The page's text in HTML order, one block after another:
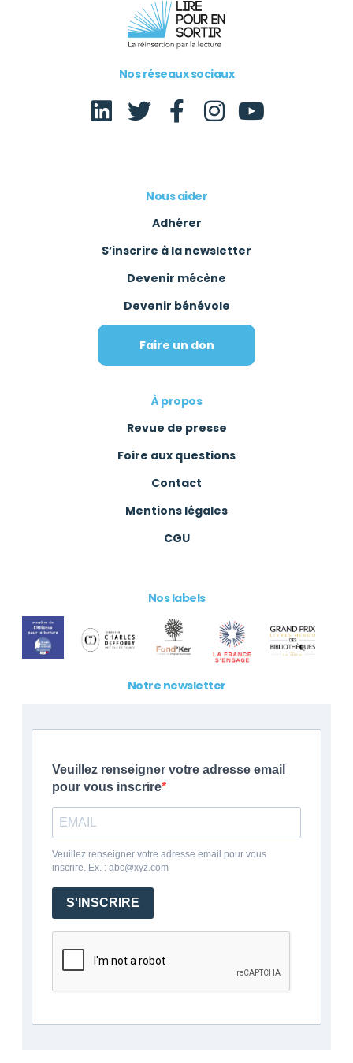
Nos réseaux sociaux
Nous aider
Adhérer
S’inscrire à la newsletter
Devenir mécène
Devenir bénévole
Faire un don
À propos
Revue de presse
Foire aux questions
Contact
Mentions légales
CGU
Nos labels
Notre newsletter
Veuillez renseigner votre adresse email
pour vous inscrire
Veuillez renseigner votre adresse email pour vous
inscrire. Ex. : abc@xyz.com
S'INSCRIRE